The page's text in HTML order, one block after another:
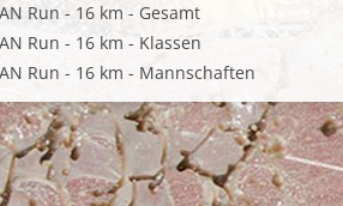
Run - 16 km - Gesamt
Run - 16 km - Klassen
Run - 16 km - Mannschaften